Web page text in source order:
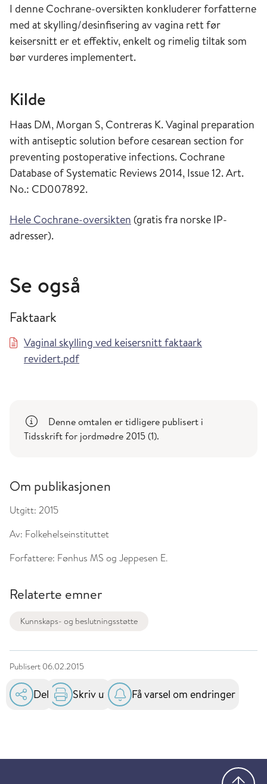
I denne Cochrane-oversikten konkluderer forfatterne
med at skylling/desinfisering av vagina rett før
keisersnitt er et effektiv, enkelt og rimelig tiltak som
bør vurderes implementert.
Kilde
Haas DM, Morgan S, Contreras K. Vaginal preparation
with antiseptic solution before cesarean section for
preventing postoperative infections. Cochrane
Database of Systematic Reviews 2014, Issue 12. Art.
No.: CD007892.
Hele Cochrane-oversikten (gratis fra norske IP-
adresser).
Se også
Faktaark
Vaginal skylling ved keisersnitt faktaark
revidert.pdf
Denne omtalen er tidligere publisert i
Tidsskrift for jordmødre 2015 (1).
Om publikasjonen
Utgitt: 2015
Av: Folkehelseinstituttet
Forfattere: Fønhus MS og Jeppesen E.
Relaterte emner
Kunnskaps- og beslutningsstøtte
Publisert 06.02.2015
Del Skriv ut Få varsel om endringer